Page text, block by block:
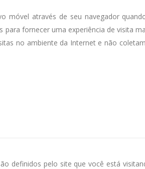
através de seu navegador
fornecer uma experiência de visita
no ambiente da Internet e não
definidos pelo site que você está